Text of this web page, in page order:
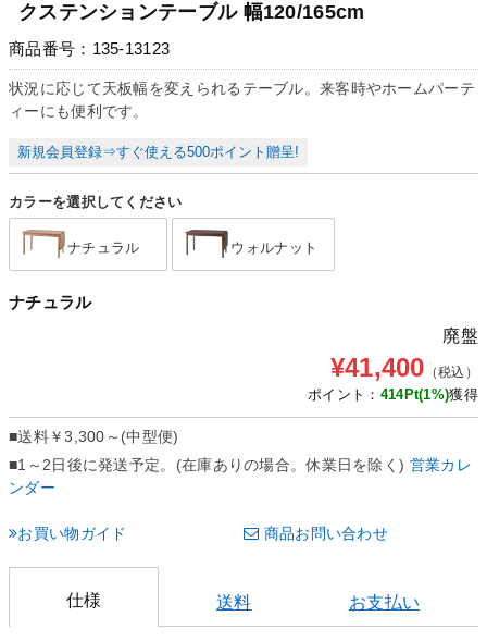
クステンションテーブル 幅120/165cm
商品番号：135-13123
状況に応じて天板幅を変えられるテーブル。来客時やホームパーテ
ィーにも便利です。
新規会員登録⇒すぐ使える500ポイント贈呈!
カラーを選択してください
ナチュラル ウォルナット
ナチュラル
廃盤
¥41,400 （税込）
ポイント： 414Pt(1%)獲得
■送料￥3,300～(中型便)
■1～2日後に発送予定。(在庫ありの場合。休業日を除く) 営業カレ
ンダー
お買い物ガイド 商品お問い合わせ
仕様 送料 お支払い